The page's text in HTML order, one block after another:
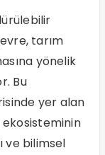
tarım
yönelik
Bu
yer alan
ekosisteminin
ve bilimsel